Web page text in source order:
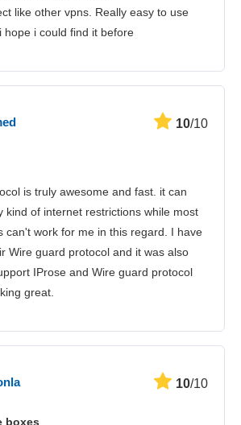
like other vpns. Really easy to use
hope i could find it before
10/10
is truly awesome and fast. it can
kind of internet restrictions while most
can't work for me in this regard. I have
Wire guard protocol and it was also
IProse and Wire guard protocol
great.
10/10
boxes